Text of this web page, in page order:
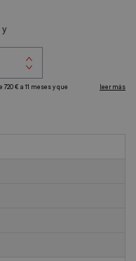
t